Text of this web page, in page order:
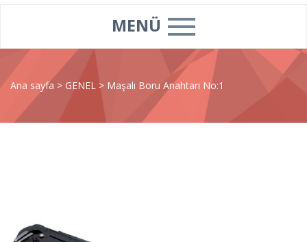
MENÜ
Ana sayfa > GENEL > Maşalı Boru Anahtarı No:1